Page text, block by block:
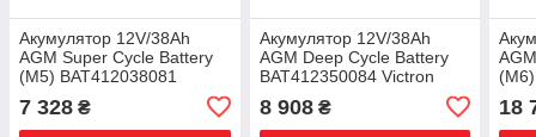
Акумулятор 12V/38Ah
AGM Super Cycle Battery
(M5) BAT412038081
7 328 ₴
Акумулятор 12V/38Ah
AGM Deep Cycle Battery
BAT412350084 Victron
8 908₴ 18